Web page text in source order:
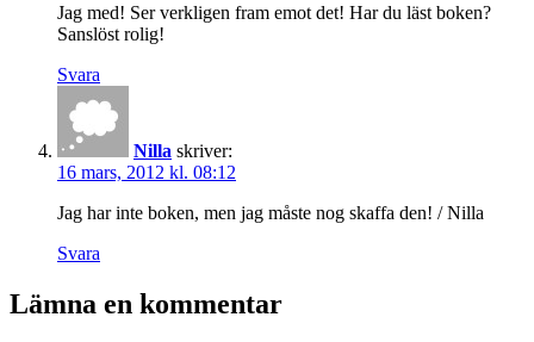
Jag med! Ser verkligen fram emot det! Har du läst boken?
Sanslöst rolig!
Svara
Nilla skriver:
16 mars, 2012 kl. 08:12
Jag har inte boken, men jag måste nog skaffa den! / Nilla
Svara
Lämna en kommentar